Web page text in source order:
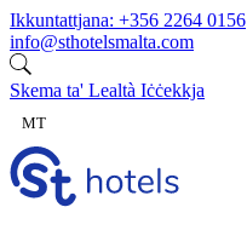
Aqbeż għall-kontenut
Ikkuntattjana: +356 2264 0156
info@sthotelsmalta.com
Skema ta' Lealtà Iċċekkja
MT